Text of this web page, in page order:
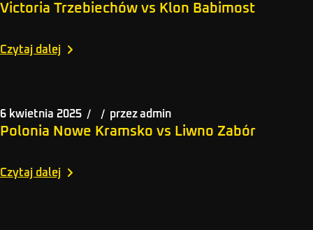
Victoria Trzebiechów vs Klon Babimost
Czytaj dalej
6 kwietnia 2025 przezadmin
Polonia Nowe Kramsko vs Liwno Zabór
Czytaj dalej